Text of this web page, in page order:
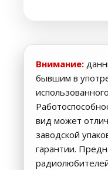
0805B
Внимание:
бывшим в
вид может
заводской
гарантии.